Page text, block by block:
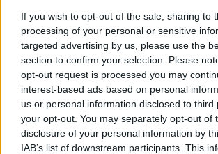
If you wish to opt-out of the sale, sharing to
processing of your personal or sensitive
targeted advertising by us, please use the
section to confirm your selection. Please
opt-out request is processed you may
interest-based ads based on personal
us or personal information disclosed to third
your opt-out. You may separately opt-out of
disclosure of your personal information by
IAB’s list of downstream participants. This
Puedes querer tus estrías o no
enseñar tu tripa o taparla. Puedes
algo o decidir que así estás bien.
fuerte un día y vulnerable al siguiente.
Todo eso puede formar parte del
todo eso puede convivir con ser una